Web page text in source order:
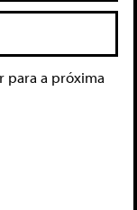
para a próxima